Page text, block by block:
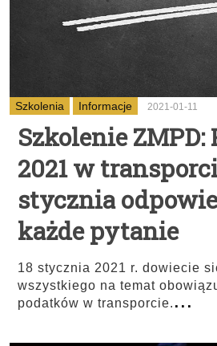
Szkolenia Informacje 2021-01-11
Szkolenie
2021 w
stycznia
każde pytanie
18 stycznia 2021 r. dowiecie
wszystkiego na temat
podatków w transporcie. ...